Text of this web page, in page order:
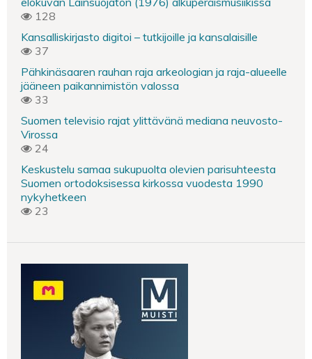
128
Kansalliskirjasto digitoi – tutkijoille ja kansalaisille
37
Pähkinäsaaren rauhan raja arkeologian ja raja-alueelle
jääneen paikannimistön valossa
33
Suomen televisio rajat ylittävänä mediana neuvosto-
Virossa
24
Keskustelu samaa sukupuolta olevien parisuhteesta
Suomen ortodoksisessa kirkossa vuodesta 1990
nykyhetkeen
23